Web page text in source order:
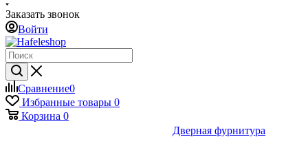
Заказать звонок
Войти
Сравнение0
Избранные товары 0
Корзина 0
Дверная фурнитура